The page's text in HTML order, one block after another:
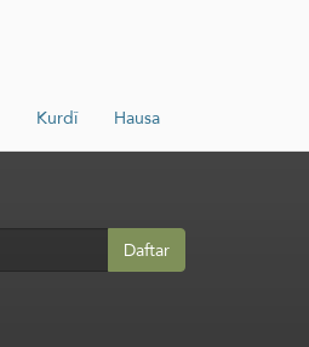
Kurdî Hausa
Daftar